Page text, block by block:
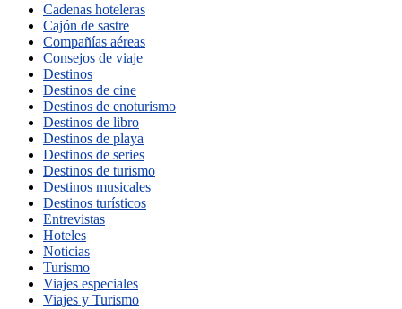
Cadenas hoteleras
Cajón de sastre
Compañías aéreas
Consejos de viaje
Destinos
Destinos de cine
Destinos de enoturismo
Destinos de libro
Destinos de playa
Destinos de series
Destinos de turismo
Destinos musicales
Destinos turísticos
Entrevistas
Hoteles
Noticias
Turismo
Viajes especiales
Viajes y Turismo